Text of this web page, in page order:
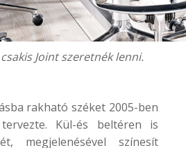
Joint szeretnék lenni.
rakható széket 2005-ben
Kül-és beltéren is
megjelenésével színesít